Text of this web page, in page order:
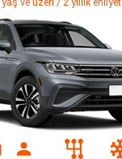
ve üzeri / 2 yıllık ehliyet